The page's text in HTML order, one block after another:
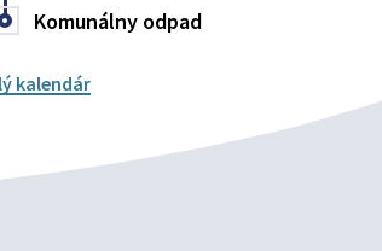
Komunálny odpad
kalendár